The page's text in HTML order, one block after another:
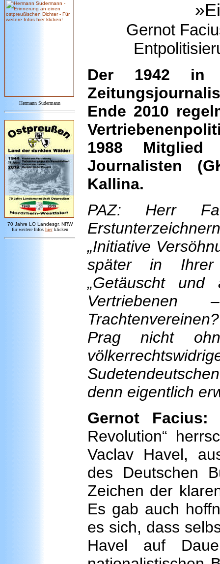
Hermann Sudermann
70 Jahre LO Landesgr. NRW
für weitere Infos hier klicken
Gernot
Der 1942 in
Ende 2010
1988 Mitglied
Journalisten
Kallina.
PAZ: Herr
„Initiative
später in Ihrer
„Getäuscht
Prag nicht
denn eigentlich
Gernot Facius:
Revolution“
Vaclav Havel,
des Deutschen
Zeichen der
Es gab auch
es sich, dass
Havel auf